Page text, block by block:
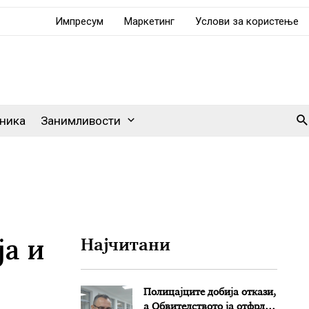
Импресум Маркетинг Услови за користење
Занимливости
и
Најчитани
Полицајците добија откази,
а Обвителството ја отфрли